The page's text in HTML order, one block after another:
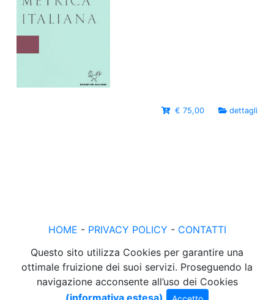
€ 75,00 dettagli
HOME - PRIVACY POLICY - CONTATTI
Questo sito utilizza Cookies per garantire una
ottimale fruizione dei suoi servizi. Proseguendo la
navigazione acconsente all’uso dei Cookies
(informativa estesa)